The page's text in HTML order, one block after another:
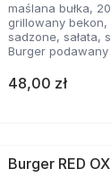
maślana bułka,
grillowany
sadzone, sałata,
Burger
48,00 zł
Burger RED